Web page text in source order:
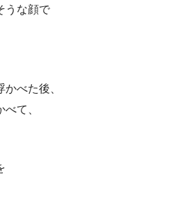
うな顔で
べた後、
て、